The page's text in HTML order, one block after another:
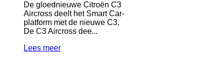
De gloednieuwe Citroën C3
Aircross deelt het Smart Car-
platform met de nieuwe C3.
De C3 Aircross dee...
Lees meer